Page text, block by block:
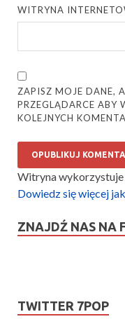
WITRYNA
ZAPISZ MOJE DANE,
PRZEGLĄDARCE ABY
KOLEJNYCH
Witryna wykorzystuje
Dowiedz się więcej
ZNAJDŹ NAS NA
TWITTER 7POP